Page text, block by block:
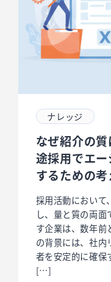
ナレッジ
なぜ紹介の
途採用でエ
するための
採用活動において
し、量と質の両
す企業は、数年前
の背景には、社内
者を安定的に確保
[…]